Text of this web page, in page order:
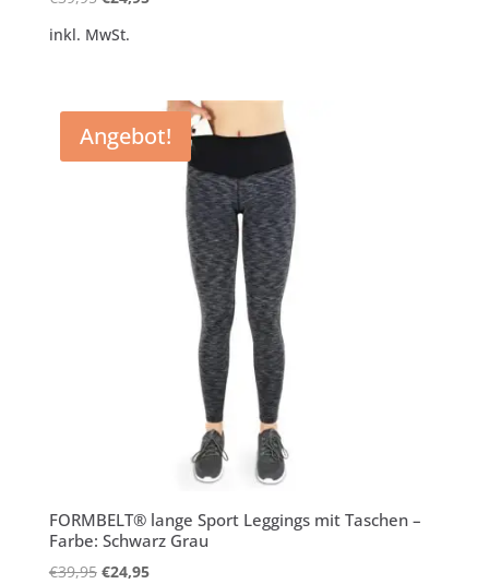
war:
inkl. MwSt.
Angebot!
FORMBELT® lange Sport Leggings mit Taschen –
Farbe: Schwarz Grau
€39,95 Ursprünglicher
€24,95Aktueller